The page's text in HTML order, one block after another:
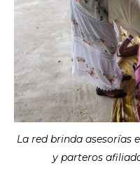
La red brinda asesorías
y parteros